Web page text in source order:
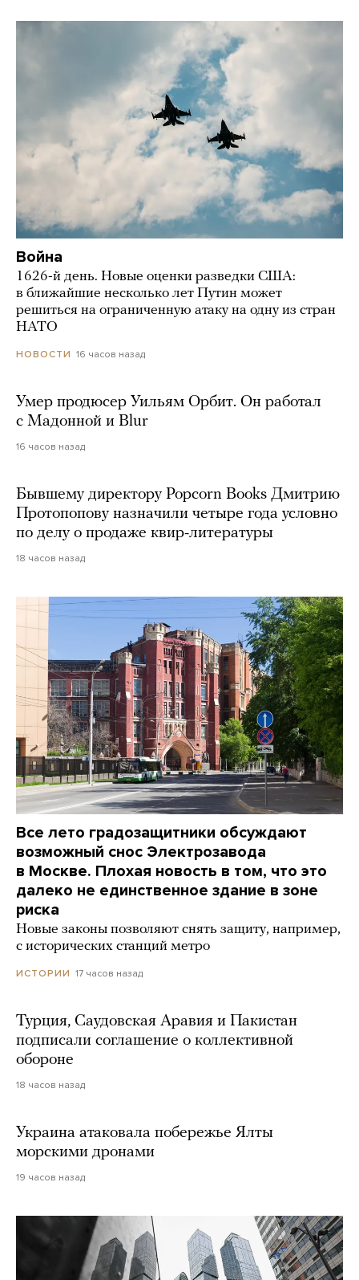
Война
1626-й день. Новые оценки разведки США:
в ближайшие несколько лет Путин может
решиться на ограниченную атаку на одну из стран
НАТО
НОВОСТИ 16 часов назад
Умер продюсер Уильям Орбит. Он работал
с Мадонной и Blur
16 часов назад
Бывшему директору Popcorn Books Дмитрию
Протопопову назначили четыре года условно
по делу о продаже квир-литературы
18 часов назад
Все лето градозащитники обсуждают
возможный снос Электрозавода
в Москве. Плохая новость в том, что это
далеко не единственное здание в зоне
риска
Новые законы позволяют снять защиту, например,
с исторических станций метро
ИСТОРИИ 17 часов назад
Турция, Саудовская Аравия и Пакистан
подписали соглашение о коллективной
обороне
18 часов назад
Украина атаковала побережье Ялты
морскими дронами
19 часов назад